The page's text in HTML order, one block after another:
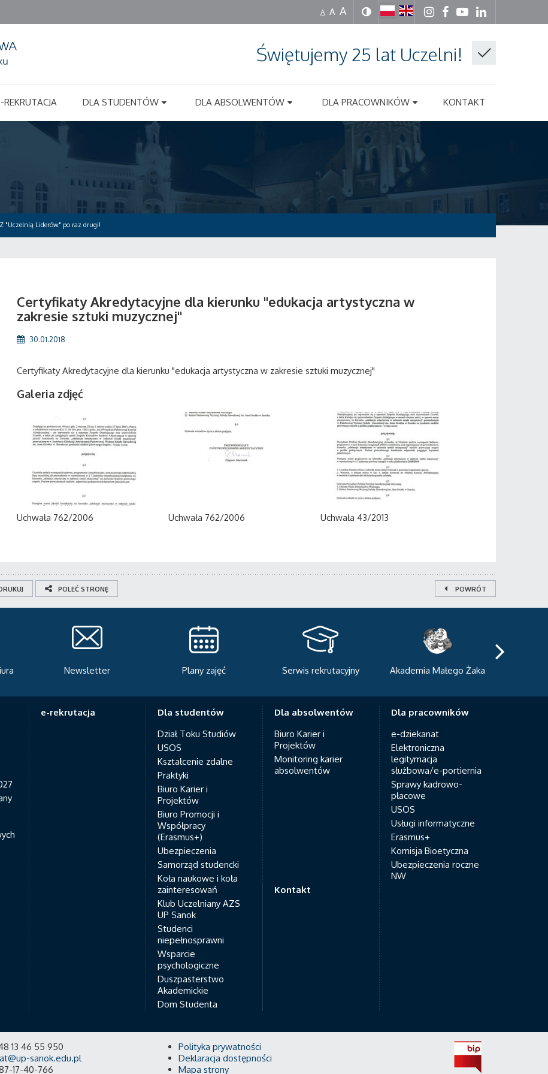
A A A
Świętujemy 25 lat Uczelni!
REKRUTACJA DLA STUDENTÓW DLA ABSOLWENTÓW DLA PRACOWNIKÓW KONTAKT
"Uczelnią Liderów" po raz drugi!
Certyfikaty Akredytacyjne dla kierunku "edukacja artystyczna w
zakresie sztuki muzycznej"
30.01.2018
Certyfikaty Akredytacyjne dla kierunku "edukacja artystyczna w zakresie sztuki muzycznej"
Galeria zdjęć
Uchwała 762/2006 Uchwała 762/2006 Uchwała 43/2013
POLEĆ STRONĘ POWRÓT
Newsletter Plany zajęć Serwis rekrutacyjny Akademia Małego Żaka
e-rekrutacja
Dla studentów
Dział Toku Studiów
USOS
Kształcenie zdalne
Praktyki
Biuro Karier i
Projektów
Biuro Promocji i
Współpracy
(Erasmus+)
Ubezpieczenia
Samorząd studencki
Koła naukowe i koła
zainteresowań
Klub Uczelniany AZS
UP Sanok
Studenci
niepełnosprawni
Wsparcie
psychologiczne
Duszpasterstwo
Akademickie
Dom Studenta
Dla absolwentów
Biuro Karier i
Projektów
Monitoring karier
absolwentów
Dla pracowników
e-dziekanat
Elektroniczna
legitymacja
służbowa/e-portiernia
Sprawy kadrowo-
płacowe
USOS
Usługi informatyczne
Erasmus+
Komisja Bioetyczna
Ubezpieczenia roczne
NW
Kontakt
13 46 55 950
sanok.edu.pl
17-40-766
Polityka prywatności
Deklaracja dostępności
Mapa strony